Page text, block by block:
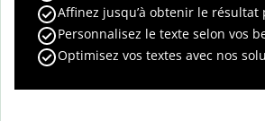
Affinez jusqu’à obtenir le résultat
Personnalisez le texte selon vos
Optimisez vos textes avec nos